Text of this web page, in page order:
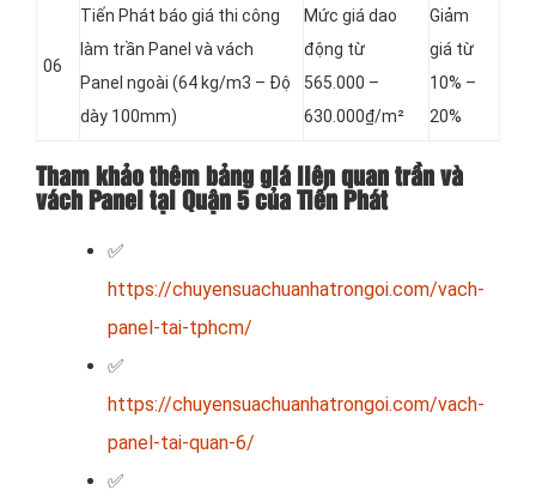
06
Tiến Phát báo giá thi công
làm trần Panel và vách
Panel ngoài (64 kg/m3 – Độ
dày 100mm)
Mức giá dao
động từ
565.000 –
630.000₫/m²
Giảm
giá từ
10% –
20%
Tham khảo thêm bảng giá liên quan trần và
vách Panel tại Quận 5 của Tiến Phát
✅
https://chuyensuachuanhatrongoi.com/vach-
panel-tai-tphcm/
✅
https://chuyensuachuanhatrongoi.com/vach-
panel-tai-quan-6/
✅